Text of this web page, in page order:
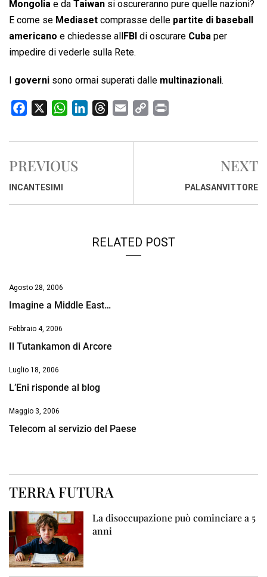
Mongolia e da Taiwan si oscureranno pure quelle nazioni?
E come se Mediaset comprasse delle partite di baseball
americano e chiedesse all FBI di oscurare Cuba per
impedire di vederle sulla Rete.
governi sono ormai superati dalle multinazionali.
c
b
o
W
a
s
n
r
a
p
i
PREVIOUS
INCANTESIMI
NEXT
PALASANVITTORE
RELATED POST
Agosto 28, 2006
Imagine a Middle East…
Febbraio 4, 2006
Il Tutankamon di Arcore
Luglio 18, 2006
L’Eni risponde al blog
Maggio 3, 2006
Telecom al servizio del Paese
TERRA FUTURA
La disoccupazione può cominciare a 5
anni